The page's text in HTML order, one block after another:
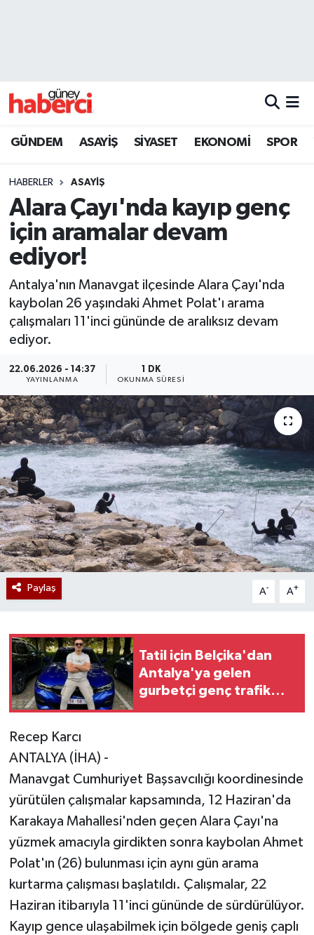
GÜNDEM ASAYİŞ SİYASET EKONOMİ SPOR
HABERLER ASAYİŞ
Alara Çayı'nda kayıp genç
için aramalar devam
ediyor!
Antalya'nın Manavgat ilçesinde Alara Çayı'nda
kaybolan 26 yaşındaki Ahmet Polat'ı arama
çalışmaları 11'inci gününde de aralıksız devam
ediyor.
22.06.2026 - 14:37
YAYINLANMA
1 DK
OKUNMA SÜRESI
Paylaş A- A+
Tatil için Belçika'dan
Antalya'ya gelen
gurbetçi genç trafik
Recep Karcı
ANTALYA (İHA) -
Manavgat Cumhuriyet Başsavcılığı koordinesinde
yürütülen çalışmalar kapsamında, 12 Haziran'da
Karakaya Mahallesi'nden geçen Alara Çayı'na
yüzmek amacıyla girdikten sonra kaybolan Ahmet
Polat'ın (26) bulunması için aynı gün arama
kurtarma çalışması başlatıldı. Çalışmalar, 22
Haziran itibarıyla 11'inci gününde de sürdürülüyor.
Kayıp gence ulaşabilmek için bölgede geniş çaplı
Beyoğlu Trafik Yoğunluk Haritası
Son Dakika Haberleri
Haber Arşivi